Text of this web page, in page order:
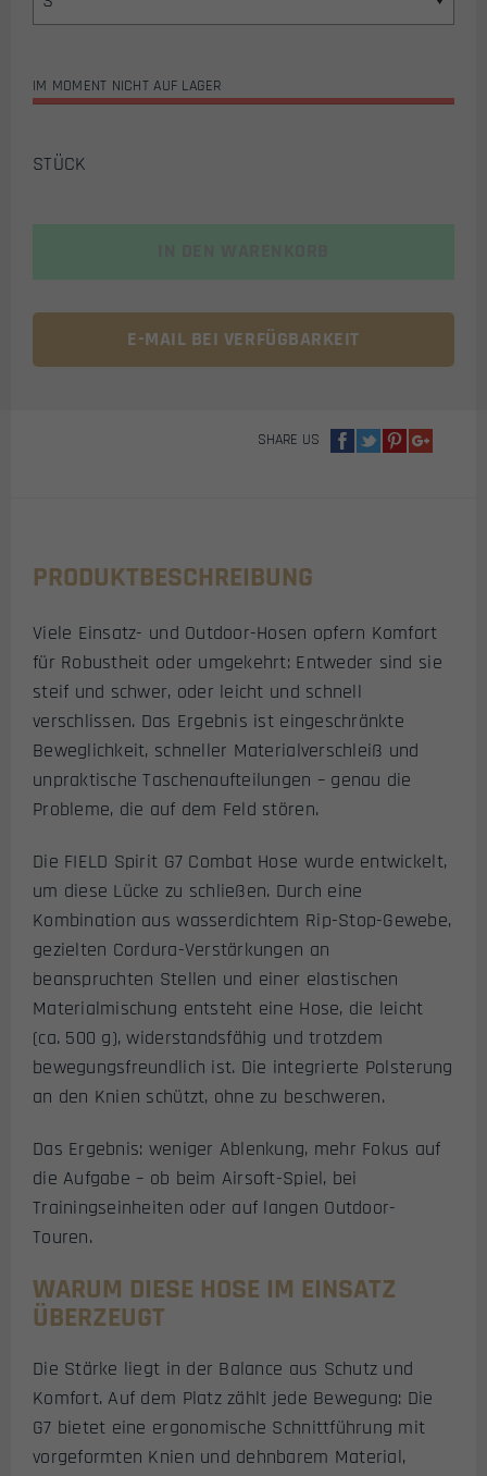
IM MOMENT NICHT AUF LAGER
STÜCK
E-MAIL BEI VERFÜGBARKEIT
SHARE US
PRODUKTBESCHREIBUNG
Viele Einsatz- und Outdoor-Hosen opfern Komfort
für Robustheit oder umgekehrt: Entweder sind sie
steif und schwer, oder leicht und schnell
verschlissen. Das Ergebnis ist eingeschränkte
Beweglichkeit, schneller Materialverschleiß und
unpraktische Taschenaufteilungen – genau die
Probleme, die auf dem Feld stören.
Die FIELD Spirit G7 Combat Hose wurde entwickelt,
um diese Lücke zu schließen. Durch eine
Kombination aus wasserdichtem Rip-Stop-Gewebe,
gezielten Cordura-Verstärkungen an
beanspruchten Stellen und einer elastischen
Materialmischung entsteht eine Hose, die leicht
(ca. 500 g), widerstandsfähig und trotzdem
bewegungsfreundlich ist. Die integrierte Polsterung
an den Knien schützt, ohne zu beschweren.
Das Ergebnis: weniger Ablenkung, mehr Fokus auf
die Aufgabe – ob beim Airsoft-Spiel, bei
Trainingseinheiten oder auf langen Outdoor-
Touren.
WARUM DIESE HOSE IM EINSATZ
ÜBERZEUGT
Die Stärke liegt in der Balance aus Schutz und
Komfort. Auf dem Platz zählt jede Bewegung: Die
G7 bietet eine ergonomische Schnittführung mit
vorgeformten Knien und dehnbarem Material,